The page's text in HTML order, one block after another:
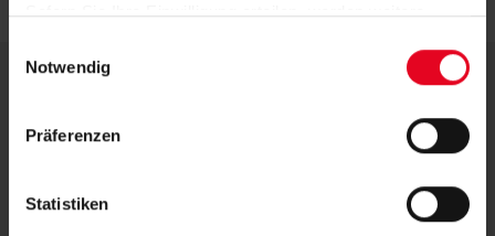
Sofern Sie Ihre Einwilligung erteilen, werden weitere
Daten von Ihnen (z.B. persönlichen Identifikatoren oder
IP-Adressen) verarbeitet werden. Durch Klicken auf den
Speicherung aller aufgeführten Cookies und der
Daten für die unten jeweils angegebene Zwecke gem. §
25 Abs. 1 TDDDG, Art. 6 Abs. 1 lit. a DSGVO zu. Sie
Notwendig
Präferenzen
Statistiken
DEINE VORTEILE IN UNSEREM